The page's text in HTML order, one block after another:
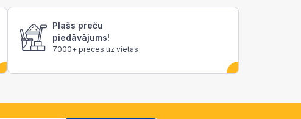
Plašs preču
piedāvājums!
7000+ preces uz vietas